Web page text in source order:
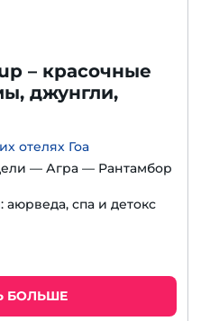
– красочные
джунгли,
отелях Гоа
— Агра — Рантамбор
: аюрведа, спа и детокс
БОЛЬШЕ